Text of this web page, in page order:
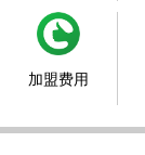
加盟费用